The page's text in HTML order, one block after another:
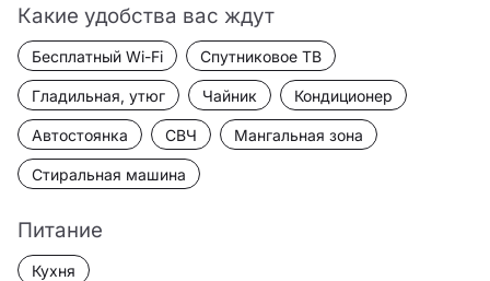
Какие удобства вас ждут
Бесплатный Wi-Fi Спутниковое ТВ
Гладильная, утюг Чайник Кондиционер
Автостоянка СВЧ Мангальная зона
Стиральная машина
Питание
Кухня